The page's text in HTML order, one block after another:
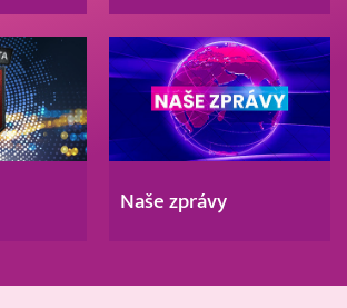
Naše zprávy